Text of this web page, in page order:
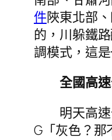
件陜東北部
的，川躲鐵
調模式，這
全國高
明天高
G「灰色？那